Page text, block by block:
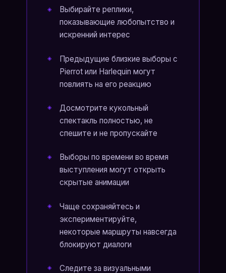
Выбирайте реплики,
показывающие любопытство и
искренний интерес
Предыдущие близкие выборы с
Pierrot или Harlequin могут
повлиять на его реакцию
Досмотрите кукольный
спектакль полностью, не
спешите и не пропускайте
Выборы по времени во время
выступления могут открыть
скрытые анимации
Чаще сохраняйтесь и
экспериментируйте,
некоторые маршруты навсегда
блокируют диалоги
Следите за визуальными